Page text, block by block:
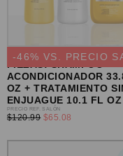
CURLS & WAVES SET 3
PIEZAS: SHAMPOO +
ACONDICIONADOR
OZ + TRATAMIENTO
ENJUAGUE 10.1 FL OZ
-46% VS. PRECIO
PRECIO
REGULAR
PRECIO REF. SALÓN
$120.99 PRECIO
$65.08